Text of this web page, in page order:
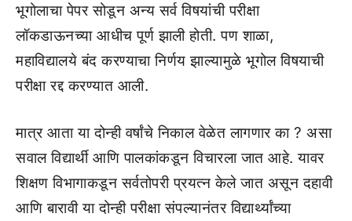
भूगोलाचा पेपर सोडून अन्य सर्व विषयांची परीक्षा
लॉकडाऊनच्या आधीच पूर्ण झाली होती. पण शाळा,
महाविद्यालये बंद करण्याचा निर्णय झाल्यामुळे भूगोल विषयाची
परीक्षा रद्द करण्यात आली.
मात्र आता या दोन्ही वर्षांचे निकाल वेळेत लागणार का ? असा
सवाल विद्यार्थी आणि पालकांकडून विचारला जात आहे. यावर
शिक्षण विभागाकडून सर्वतोपरी प्रयत्न केले जात असून दहावी
आणि बारावी या दोन्ही परीक्षा संपल्यानंतर विद्यार्थ्यांच्या